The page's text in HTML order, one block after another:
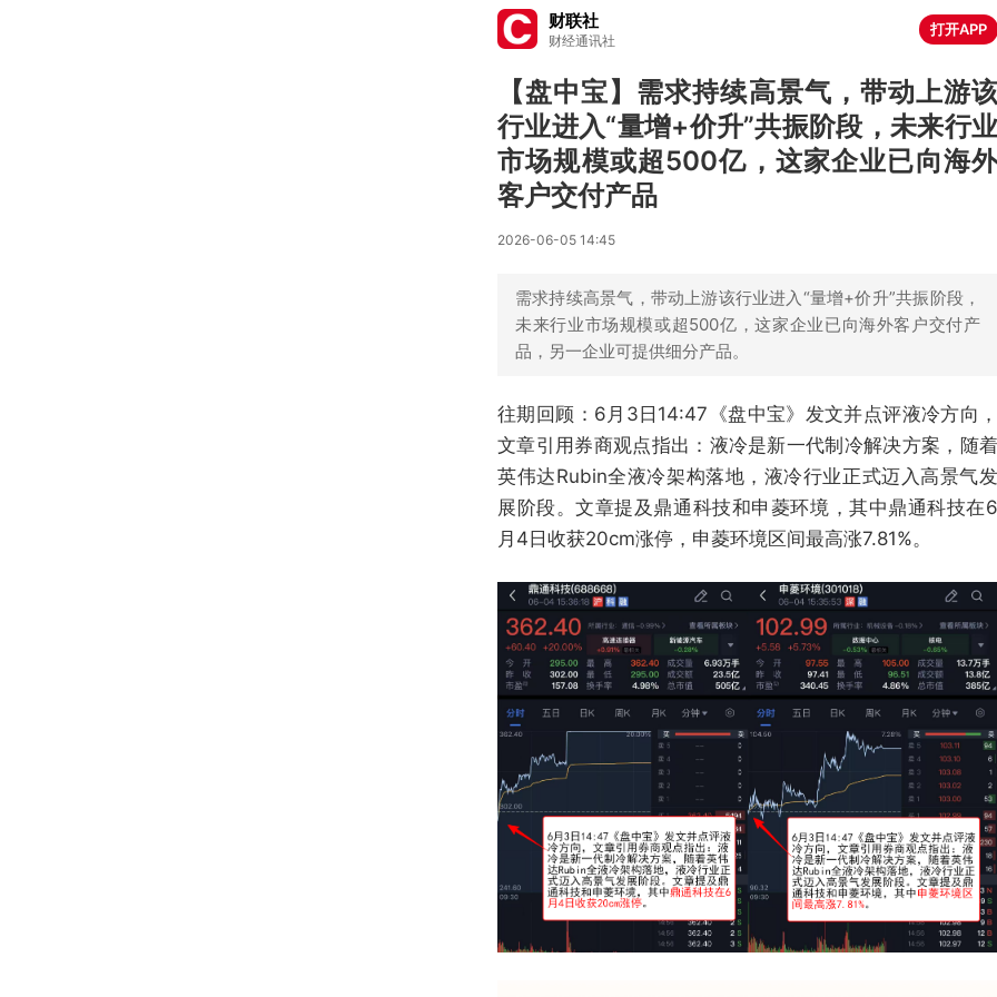
财联社
财经通讯社
打开APP
【盘中宝】需求持续高景气，带动上游该
行业进入“量增+价升”共振阶段，未来行业
市场规模或超500亿，这家企业已向海外
客户交付产品
2026-06-05 14:45
需求持续高景气，带动上游该行业进入“量增+价升”共振阶段，
未来行业市场规模或超500亿，这家企业已向海外客户交付产
品，另一企业可提供细分产品。
往期回顾：6月3日14:47《盘中宝》发文并点评液冷方向，
文章引用券商观点指出：液冷是新一代制冷解决方案，随着
英伟达Rubin全液冷架构落地，液冷行业正式迈入高景气发
展阶段。文章提及鼎通科技和申菱环境，其中鼎通科技在6
月4日收获20cm涨停，申菱环境区间最高涨7.81%。